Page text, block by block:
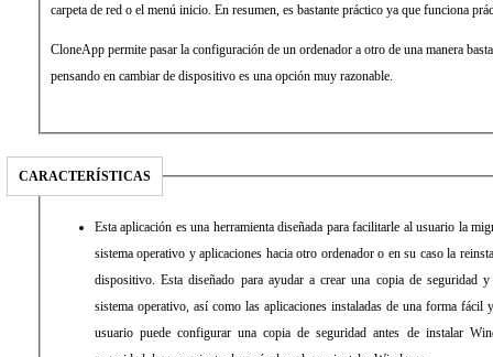
carpeta de red o el menú inicio. En resumen, es bastante práctico ya que funciona
CloneApp permite pasar la configuración de un ordenador a otro de una manera
pensando en cambiar de dispositivo es una opción muy razonable.
CARACTERÍSTICAS
Esta aplicación es una herramienta diseñada para facilitarle al usuario la
sistema operativo y aplicaciones hacia otro ordenador o en su caso la
dispositivo. Esta diseñado para ayudar a crear una copia de seguridad
sistema operativo, así como las aplicaciones instaladas de una forma
usuario puede configurar una copia de seguridad antes de instalar